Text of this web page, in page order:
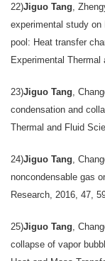
22)Jiguo Tang ,
experimental study
pool: Heat transfer
Experimental Thermal
23)Jiguo Tang ,
condensation and
Thermal and Fluid
24)Jiguo Tang ,
noncondensable gas
Research, 2016, 47,
25)Jiguo Tang ,
collapse of vapor